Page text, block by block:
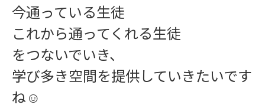
今通っている生徒
これから通ってくれる生徒
をつないでいき、
学び多き空間を提供していきたいです
ね☺